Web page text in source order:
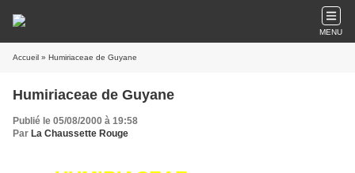
MENU
Accueil » Humiriaceae de Guyane
Humiriaceae de Guyane
Publié le 05/08/2000 à 19:58
Par La Chaussette Rouge